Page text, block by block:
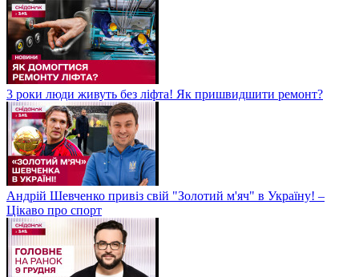
3 роки люди живуть без ліфта! Як пришвидшити ремонт?
Андрій Шевченко привіз свій "Золотий м'яч" в Україну! –
Цікаво про спорт